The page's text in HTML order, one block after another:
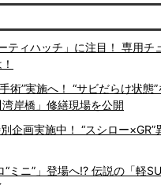
ィハッチ」に注目！ 専用チ
術”実施へ！ “サビだらけ状態
湾岸橋」修繕現場を公開
企画実施中！ “スシロー
ミニ”」登場へ!? 伝説の「軽